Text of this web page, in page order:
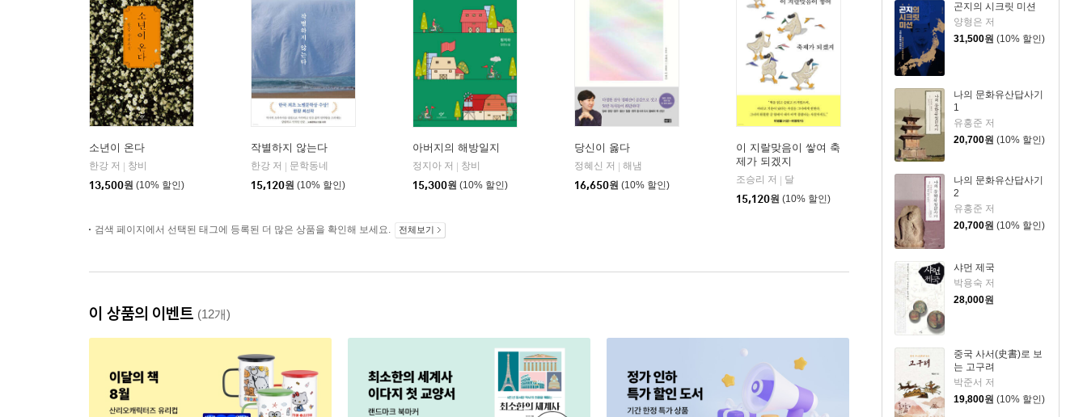
곤지의 시크릿 미션
양형은 저
31,500원 (10% 할인)
나의 문화유산답사기
1
유홍준 저
20,700원 (10% 할인)
나의 문화유산답사기
2
유홍준 저
20,700원 (10% 할인)
샤먼 제국
박용숙 저
28,000원
중국 사서(史書)로 보
는 고구려
박준서 저
19,800원 (10% 할인)
소년이 온다
한강 저
창비
13,500원 (10% 할인)
작별하지 않는다
한강 저
문학동네
15,120원 (10% 할인)
아버지의 해방일지
정지아 저
창비
15,300원 (10% 할인)
당신이 옳다
정혜신 저
해냄
16,650원 (10% 할인)
이 지랄맞음이 쌓여 축
제가 되겠지
조승리 저
달
15,120원 (10% 할인)
검색 페이지에서 선택된 태그에 등록된 더 많은 상품을 확인해 보세요. 전체보기
이 상품의 이벤트 (12개)